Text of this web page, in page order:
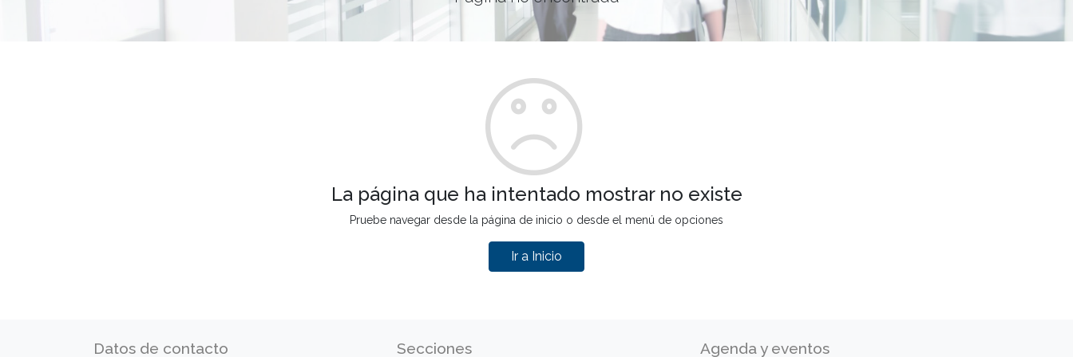
La página que ha intentado mostrar no existe
Pruebe navegar desde la página de inicio o desde el menú de opciones
Ir a Inicio
Datos de contacto Secciones Agenda y eventos